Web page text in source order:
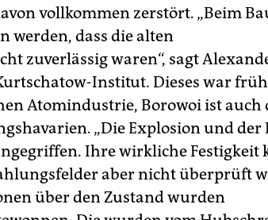
vollkommen zerstört. „Beim
werden, dass die alten
zuverlässig waren“, sagt
Institut. Dieses war
Atomindustrie, Borowoi ist auch
„Die Explosion und der
Ihre wirkliche Festigkeit
aber nicht überprüft
über den Zustand wurden